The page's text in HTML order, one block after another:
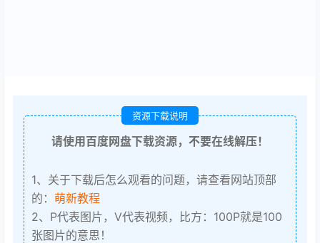
资源下载说明
请使用百度网盘下载资源，不要在线解压！
1、关于下载后怎么观看的问题，请查看网站顶部
的： 萌新教程
2、P代表图片，V代表视频，比方：100P就是100
张图片的意思！